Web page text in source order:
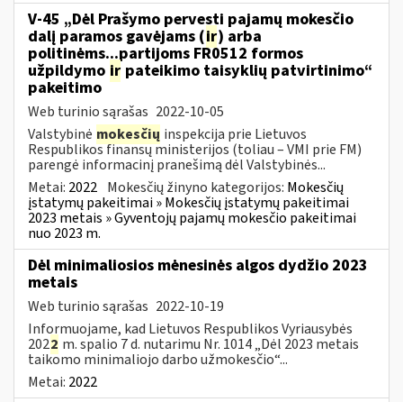
V-45 „Dėl Prašymo pervesti pajamų mokesčio
dalį paramos gavėjams (ir) arba
politinėms...partijoms FR0512 formos
užpildymo ir pateikimo taisyklių patvirtinimo“
pakeitimo
Web turinio sąrašas 2022-10-05
Valstybinė mokesčių inspekcija prie Lietuvos
Respublikos finansų ministerijos (toliau – VMI prie FM)
parengė informacinį pranešimą dėl Valstybinės...
Metai: 2022 Mokesčių žinyno kategorijos: Mokesčių
įstatymų pakeitimai » Mokesčių įstatymų pakeitimai
2023 metais » Gyventojų pajamų mokesčio pakeitimai
nuo 2023 m.
Dėl minimaliosios mėnesinės algos dydžio 2023
metais
Web turinio sąrašas 2022-10-19
Informuojame, kad Lietuvos Respublikos Vyriausybės
2022 m. spalio 7 d. nutarimu Nr. 1014 „Dėl 2023 metais
taikomo minimaliojo darbo užmokesčio“...
Metai: 2022